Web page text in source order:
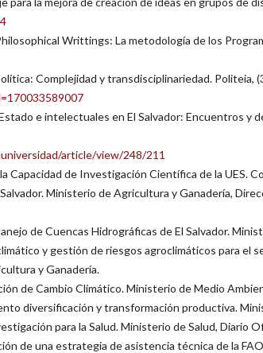
Writtings: La metodología de los
Complejidad y transdisciplinariedad. Politeia,
e intelectuales en El Salvador: Encuentros y
article/view/248/211
Capacidad de Investigación Científica de la UES.
Ministerio de Agricultura y Ganadería,
de Cuencas Hidrográficas de El Salvador.
y gestión de riesgos agroclimáticos para el
y Ganadería.
de Cambio Climático. Ministerio de Medio
diversificación y transformación productiva.
para la Salud. Ministerio de Salud, Diario
de una estrategia de asistencia técnica de la